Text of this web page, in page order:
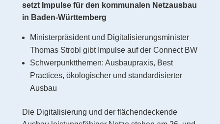
setzt Impulse für den kommunalen Netzausbau
in Baden-Württemberg
Ministerpräsident und Digitalisierungsminister
Thomas Strobl gibt Impulse auf der Connect BW
Schwerpunktthemen: Ausbaupraxis, Best
Practices, ökologischer und standardisierter
Ausbau
Die Digitalisierung und der flächendeckende